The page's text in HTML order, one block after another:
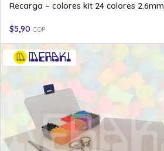
Recarga – colores kit 24 colores 2.6mm
$5,90 COP